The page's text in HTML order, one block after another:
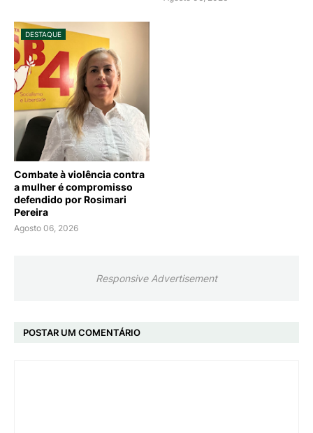
DESTAQUE
Combate à violência contra
a mulher é compromisso
defendido por Rosimari
Pereira
Agosto 06, 2026
Responsive Advertisement
POSTAR UM COMENTÁRIO